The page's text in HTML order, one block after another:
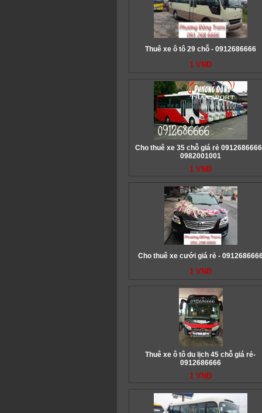
Thuê xe ô tô 29 chỗ - 0912686666
1 VNĐ
Cho thuê xe 35 chỗ giá rẻ
0982001001
1 VNĐ
Cho thuê xe cưới giá rẻ -
1 VNĐ
Thuê xe ô tô du lịch 45 chỗ giá rẻ-
0912686666
1 VNĐ